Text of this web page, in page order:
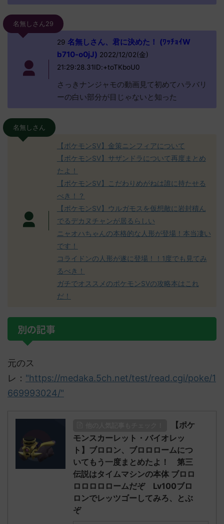
名無しさん29
29 名無しさん、君に決めた！ (ﾜｯﾁｮｲW
b710-o0jJ) 2022/12/02(金)
21:29:28.31ID:+toTKboU0
さっきナンジャモの動画見て初めてハラバリ
ーの白い部分が目じゃないと知った
名無しさん
【ポケモンSV】金策ニンフィアについて
【ポケモンSV】サザンドラについて再度まとめ
たよ！
【ポケモンSV】こだわりめがねは誰に持たせる
べき！？
【ポケモンSV】ウルガモスを仮想敵に岩封積ん
でるデカヌチャンが居るらしい
ニャオハちゃんの本格的な人形が登場！本当凄い
です！
コライドンの人形が遂に登場！！1度でも見てみ
るべき！
ガチでオススメのポケモンSVの攻略本はこれ
だ！
別の記事
元のス
レ： "https://medaka.5ch.net/test/read.cgi/poke/1
669993024/"
【ポケ
モンスカーレット・バイオレッ
ト】ブロロン、ブロロロームにつ
いてもう一度まとめたよ！ 第三
伝説はタイムマシンの本体 ブロロ
ロロロロロームだぞ Lv100ブロ
ロンでレッツゴーしてみろ、とぶ
ぞ